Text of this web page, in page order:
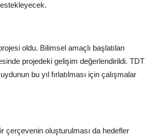
oldu. Bilimsel amaçlı başlatılan
projedeki gelişim değerlendirildi. TDT
bu yıl fırlatılması için çalışmalar
çerçevenin oluşturulması da hedefler